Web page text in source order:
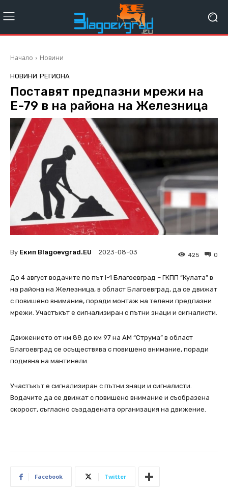
Начало Новини
НОВИНИ РЕГИОНА
Поставят предпазни мрежи на
Е-79 в на района на Железница
By Екип Blagoevgrad.EU 2023-08-03 0
425
До 4 август водачите по път I-1 Благоевград – ГКПП “Кулата” в
на района на Железница, в област Благоевград, да се движат
с повишено внимание, поради монтаж на телени предпазни
мрежи. Участъкът е сигнализиран с пътни знаци и сигналисти.
Движението от км 88 до км 97 на АМ “Струма” в област
Благоевград се осъществява с повишено внимание, поради
подмяна на мантинели.
Участъкът е сигнализиран с пътни знаци и сигналисти.
Водачите да се движат с повишено внимание и съобразена
скорост, съгласно създадената организация на движение.
Facebook Twitter